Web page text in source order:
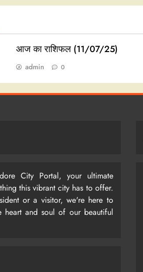
आज का राशिफल (11/07/25)
admin 0
City Portal, your ultimate
this vibrant city has to offer.
or a visitor, we're here to
heart and soul of our beautiful